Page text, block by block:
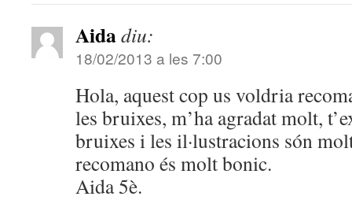
Aidadiu:
18/02/2013 a les 7:00
Hola, aquest cop us voldria
les bruixes, m’ha agradat molt,
bruixes i les il·lustracions són
recomano és molt bonic.
Aida 5è.